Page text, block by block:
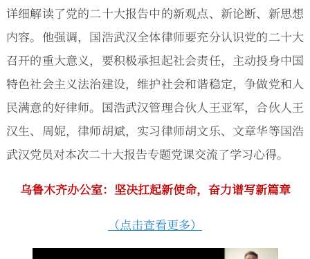
详细解读了党的二十大报告中的新观点、新论断、新思想
内容。他强调，国浩武汉全体律师要充分认识党的二十大
召开的重大意义，要积极承担起社会责任，主动投身中国
特色社会主义法治建设，维护社会和谐稳定，争做党和人
民满意的好律师。国浩武汉管理合伙人王亚军，合伙人王
汉生、周妮，律师胡斌，实习律师胡文乐、文章华等国浩
武汉党员对本次二十大报告专题党课交流了学习心得。
乌鲁木齐办公室： 坚决扛起新使命，奋力谱写新篇章
（点击查看更多）